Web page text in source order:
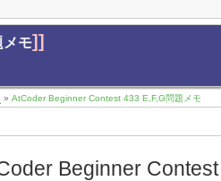
モ]]
» AtCoder Beginner Contest 433 E,F,G問題メモ
Beginner